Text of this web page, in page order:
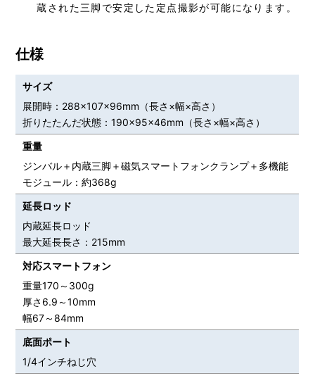
蔵された三脚で安定した定点撮影が可能になります。
仕様
サイズ
展開時：288×107×96mm（長さ×幅×高さ）
折りたたんだ状態：190×95×46mm（長さ×幅×高さ）
重量
ジンバル＋内蔵三脚＋磁気スマートフォンクランプ＋多機能
モジュール：約368g
延長ロッド
内蔵延長ロッド
最大延長長さ：215mm
対応スマートフォン
重量170～300g
厚さ6.9～10mm
幅67～84mm
底面ポート
1/4インチねじ穴